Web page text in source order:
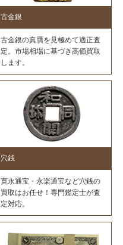
古金銀
古金銀の真贋を見極めて適正査
定。市場相場に基づき高価買取
します。
穴銭
寛永通宝・永楽通宝など穴銭の
買取はお任せ！専門鑑定士が査
定対応。